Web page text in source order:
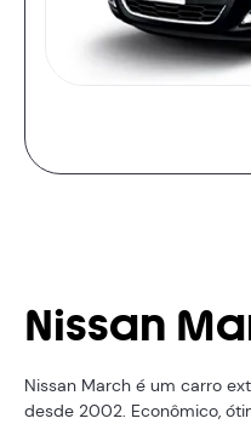
Nissan
Nissan March é um carro
desde 2002. Econômico,